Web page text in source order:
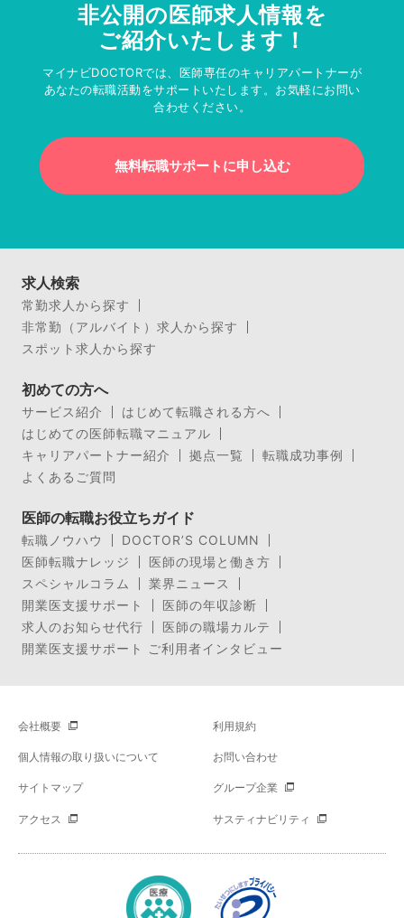
非公開の医師求人情報を
ご紹介いたします！
マイナビDOCTORでは、医師専任のキャリアパートナーが
あなたの転職活動をサポートいたします。お気軽にお問い
合わせください。
無料転職サポートに申し込む
求人検索
常勤求人から探す
非常勤（アルバイト）求人から探す
スポット求人から探す
初めての方へ
サービス紹介
はじめて転職される方へ
はじめての医師転職マニュアル
キャリアパートナー紹介
拠点一覧
転職成功事例
よくあるご質問
医師の転職お役立ちガイド
転職ノウハウ
DOCTOR’S COLUMN
医師転職ナレッジ
医師の現場と働き方
スペシャルコラム
業界ニュース
開業医支援サポート
医師の年収診断
求人のお知らせ代行
医師の職場カルテ
開業医支援サポート ご利用者インタビュー
会社概要 利用規約
個人情報の取り扱いについて お問い合わせ
サイトマップ グループ企業
アクセス サスティナビリティ